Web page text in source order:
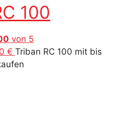
55,99 €.100
von 5
€ Aktueller
Preis
Triban RC 100 mit bis